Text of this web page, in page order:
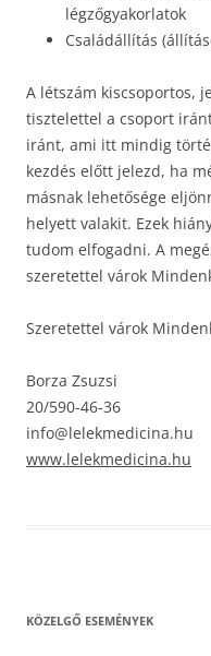
légzőgyakorlatok
Családállítás
A létszám kiscsoportos,
tisztelettel a csoport
iránt, ami itt mindig
kezdés előtt jelezd, ha
másnak lehetősége
helyett valakit. Ezek
tudom elfogadni. A
szeretettel várok
Szeretettel várok
Borza Zsuzsi
20/590-46-36
info@lelekmedicina.hu
www.lelekmedicina.hu
KÖZELGŐ ESEMÉNYEK